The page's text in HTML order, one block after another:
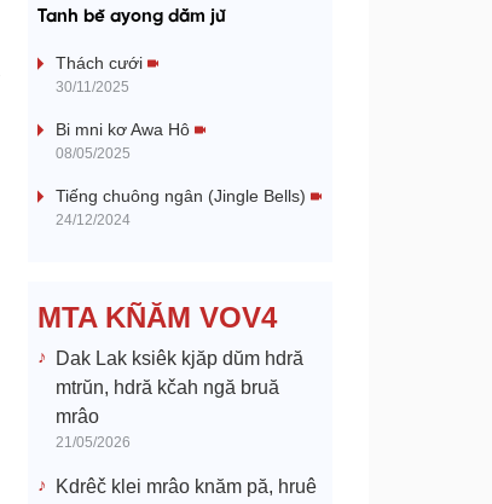
a
V
o
Tanh bĕ ayong dăm jŭ
Thách cưới
30/11/2025
Bi mni kơ Awa Hô
08/05/2025
Tiếng chuông ngân (Jingle Bells)
24/12/2024
MTA KÑĂM VOV4
Dak Lak ksiêk kjăp dŭm hdră
mtrŭn, hdră kčah ngă bruă
mrâo
21/05/2026
Kdrêč klei mrâo knăm pă, hruê